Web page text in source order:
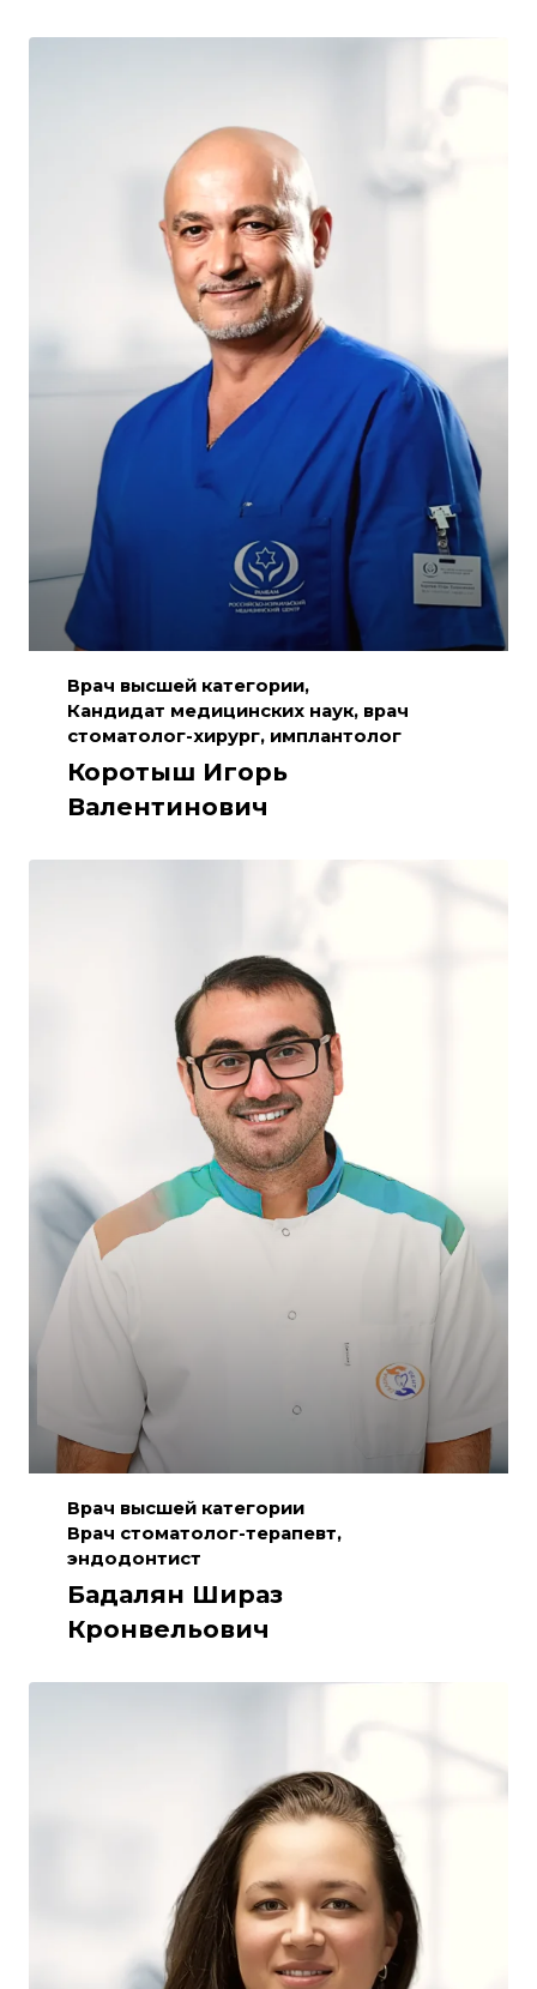
Врач высшей категории,
Кандидат медицинских наук, врач
стоматолог-хирург, имплантолог
Коротыш Игорь
Валентинович
Врач высшей категории
Врач стоматолог-терапевт,
эндодонтист
Бадалян Шираз
Кронвельович